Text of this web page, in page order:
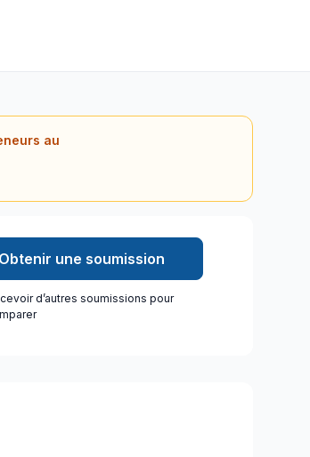
au
Obtenir une soumission
d’autres soumissions pour